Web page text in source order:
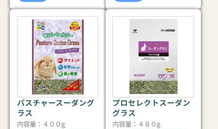
パスチャースーダング
ラス
内容量：４００g
プロセレクトスーダン
グラス
内容量：４８０g